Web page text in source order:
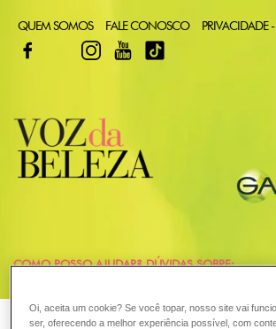
QUEM SOMOS FALE CONOSCO
PRIVACIDADE
FACEBOOK
TWITTER INSTAGRAM
YOUTUBE
COMO POSSO AJUDAR? DÚVIDAS SOBRE:
CABELO
VOZ DA BELEZA GARNIER COLORAÇÃO
Oi, aceita um cookie? Se você topar, nosso site vai
ser, oferecendo a melhor experiência possível, com